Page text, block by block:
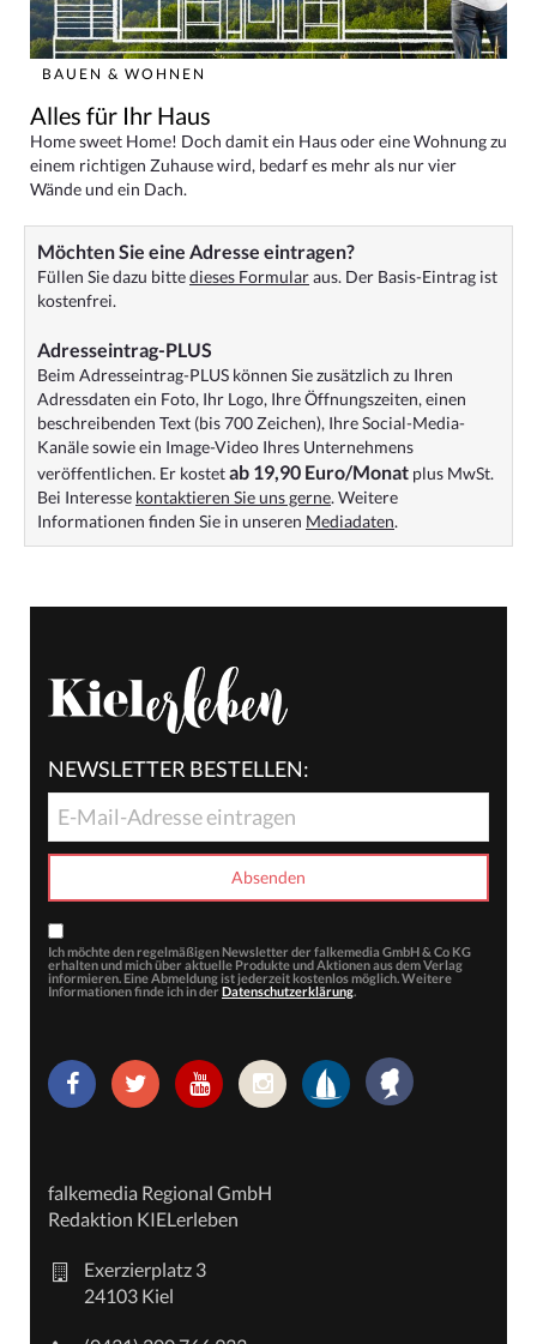
BAUEN & WOHNEN
Alles für Ihr Haus
Home sweet Home! Doch damit ein Haus oder eine Wohnung zu
einem richtigen Zuhause wird, bedarf es mehr als nur vier
Wände und ein Dach.
Möchten Sie eine Adresse eintragen?
Füllen Sie dazu bittedieses Formularaus. Der Basis-Eintrag ist
kostenfrei.
Adresseintrag-PLUS
Beim Adresseintrag-PLUS können Sie zusätzlich zu Ihren
Adressdaten ein Foto, Ihr Logo, Ihre Öffnungszeiten, einen
beschreibenden Text (bis 700 Zeichen), Ihre Social-Media-
Kanäle sowie ein Image-Video Ihres Unternehmens
veröffentlichen. Er kostetab 19,90 Euro/Monat plus MwSt.
Bei Interesse kontaktieren Sie uns gerne. Weitere
Informationen finden Sie in unseren Mediadaten.
NEWSLETTER BESTELLEN:
Ich möchte den regelmäßigen Newsletter der falkemedia GmbH & Co KG
erhalten und mich über aktuelle Produkte und Aktionen aus dem Verlag
informieren. Eine Abmeldung ist jederzeit kostenlos möglich. Weitere
Informationen finde ich in der Datenschutzerklärung.
falkemedia Regional GmbH
Redaktion KIELerleben
Exerzierplatz 3
24103 Kiel